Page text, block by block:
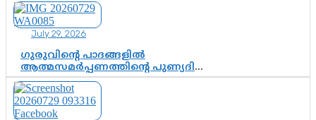
July 29, 2026
ഗുരുവിന്റെ പാദങ്ങളിൽ
ആത്മസമർപ്പണത്തിന്റെ പുണ്യദിനം;
മാതാ അമൃതാനന്ദമയി മഠത്തിൽ
ഭക്തിസാന്ദ്രമായി ഗുരുപൂർണിമ
ആഘോഷം